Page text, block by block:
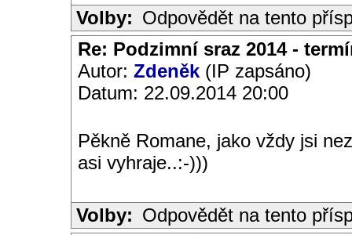
Volby: Odpovědět na tento
Re: Podzimní sraz 2014 -
Autor: Zdeněk (IP zapsáno)
Datum: 22.09.2014 20:00
Pěkně Romane, jako vždy jsi
asi vyhraje..:-)))
Volby: Odpovědět na tento